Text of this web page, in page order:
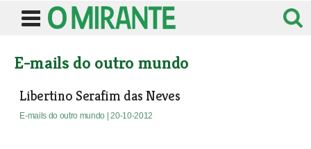
E-mails do outro mundo
Libertino Serafim das Neves
E-mails do outro mundo | 20-10-2012